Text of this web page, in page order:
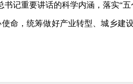
记重要讲话的科学内涵，落实“五
命，统筹做好产业转型、城乡建